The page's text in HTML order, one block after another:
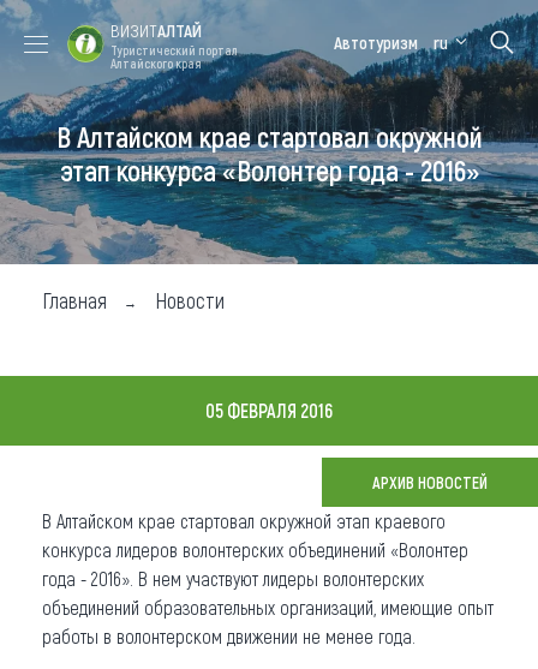
Форум VISIT
ALTAI
Цветение
маральника
Медицинский
форум
Алтайская
зимовка
Туры
Где побывать
Чем заняться
Где остановиться
Новости
Что привезти (сувениры)
О регионе
ВИЗИТАЛТАЙ
Туристический портал
Алтайского края
Автотуризм ru
В Алтайском крае стартовал окружной
этап конкурса «Волонтер года - 2016»
Главная Новости
05 ФЕВРАЛЯ 2016
АРХИВ НОВОСТЕЙ
В Алтайском крае стартовал окружной этап краевого
конкурса лидеров волонтерских объединений «Волонтер
года - 2016». В нем участвуют лидеры волонтерских
объединений образовательных организаций, имеющие опыт
работы в волонтерском движении не менее года.